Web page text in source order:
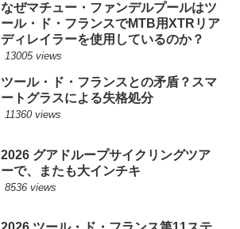
なぜマチュー・ファンデルプールはツ
ール・ド・フランスでMTB用XTRリア
ディレイラーを使用しているのか？
13005 views
ツール・ド・フランスとの矛盾？スマ
ートグラスによる失格処分
11360 views
2026 グアドループサイクリングツア
ーで、またも大インチキ
8536 views